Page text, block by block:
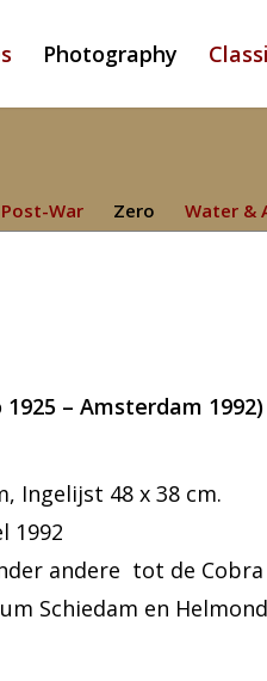
Photography
Post-War Zero Water &
– Amsterdam 1992)
Ingelijst 48 x 38 cm.
1992
andere tot de
Schiedam en